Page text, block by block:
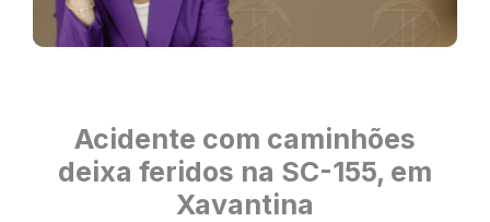
Acidente com caminhões
deixa feridos na SC-155, em
Xavantina